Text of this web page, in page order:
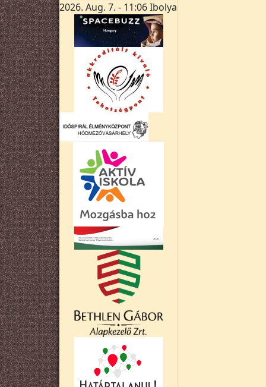
2026. Aug. 7. - 11:06Ibolya